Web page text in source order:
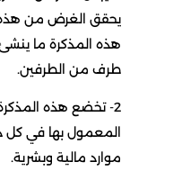
يحقق الغرض من هذه
هذه المذكرة ما ينشئ
طرف من الطرفين.
2- تخضع هذه المذكرة
المعمول بها في كل
موارد مالية وبشرية.